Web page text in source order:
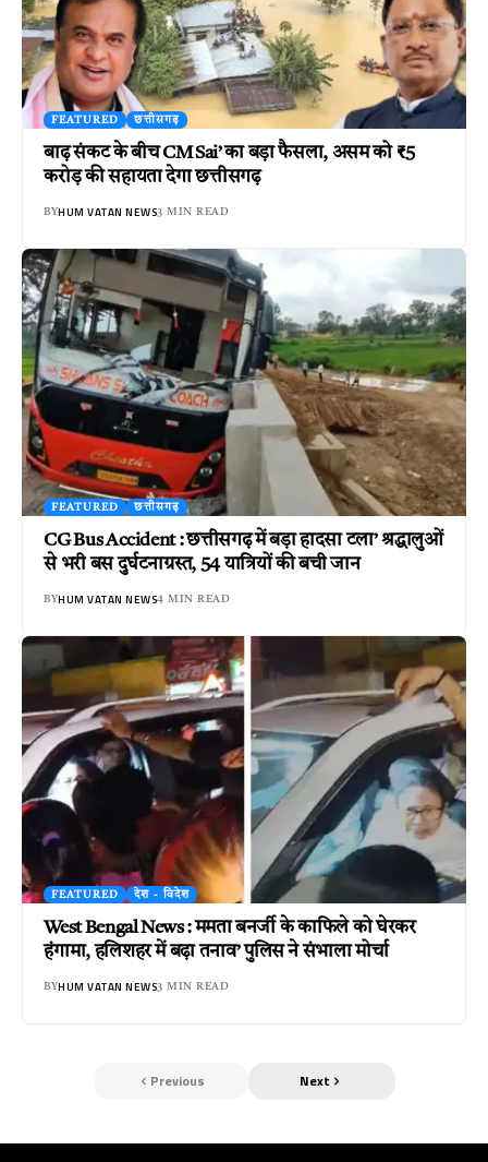
FEATURED छत्तीसगढ़
बाढ़ संकट के बीच CM Sai’ का बड़ा फैसला, असम को ₹5
करोड़ की सहायता देगा छत्तीसगढ़
BYHUM VATAN NEWS3 MIN READ
FEATURED छत्तीसगढ़
CG Bus Accident : छत्तीसगढ़ में बड़ा हादसा टला’ श्रद्धालुओं
से भरी बस दुर्घटनाग्रस्त, 54 यात्रियों की बची जान
BYHUM VATAN NEWS4 MIN READ
FEATURED देश - विदेश
West Bengal News : ममता बनर्जी के काफिले को घेरकर
हंगामा, हलिशहर में बढ़ा तनाव’ पुलिस ने संभाला मोर्चा
BYHUM VATAN NEWS3 MIN READ
Previous Next